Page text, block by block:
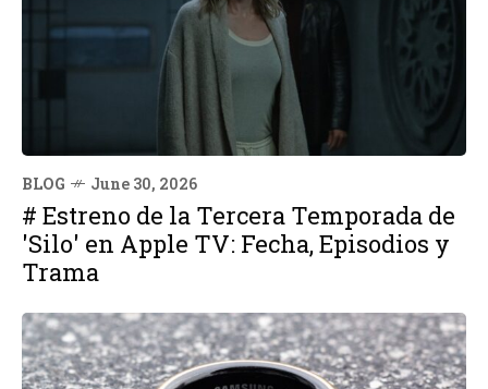
BLOG June 30, 2026
# Estreno de la Tercera Temporada de
'Silo' en Apple TV: Fecha, Episodios y
Trama